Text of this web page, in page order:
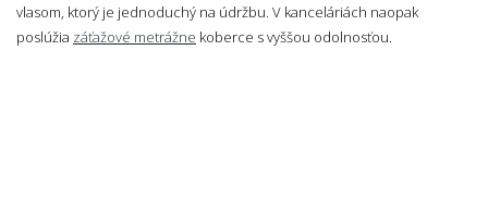
vlasom, ktorý je jednoduchý na údržbu. V kanceláriách naopak
poslúžia záťažové metrážne koberce s vyššou odolnosťou.